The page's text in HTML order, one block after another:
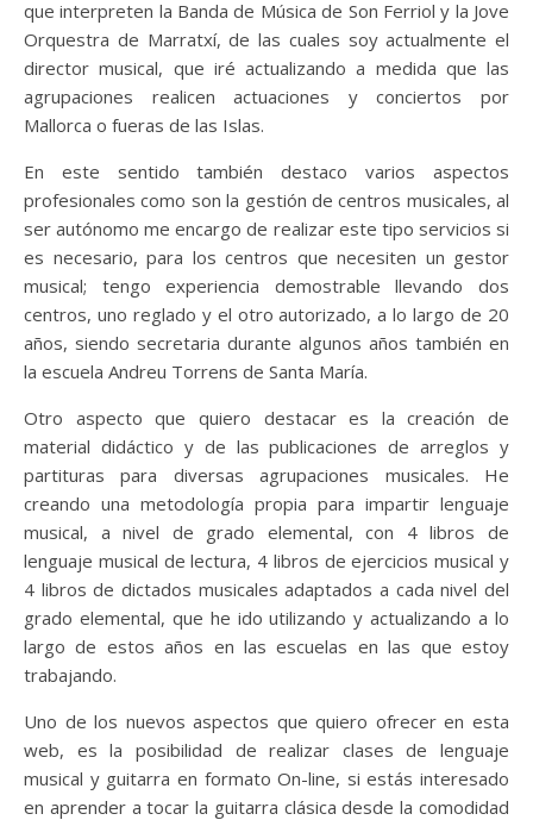
que interpreten la Banda de Música de Son Ferriol y la Jove
Orquestra de Marratxí, de las cuales soy actualmente el
director musical, que iré actualizando a medida que las
agrupaciones realicen actuaciones y conciertos por
Mallorca o fueras de las Islas.
En este sentido también destaco varios aspectos
profesionales como son la gestión de centros musicales, al
ser autónomo me encargo de realizar este tipo servicios si
es necesario, para los centros que necesiten un gestor
musical; tengo experiencia demostrable llevando dos
centros, uno reglado y el otro autorizado, a lo largo de 20
años, siendo secretaria durante algunos años también en
la escuela Andreu Torrens de Santa María.
Otro aspecto que quiero destacar es la creación de
material didáctico y de las publicaciones de arreglos y
partituras para diversas agrupaciones musicales. He
creando una metodología propia para impartir lenguaje
musical, a nivel de grado elemental, con 4 libros de
lenguaje musical de lectura, 4 libros de ejercicios musical y
4 libros de dictados musicales adaptados a cada nivel del
grado elemental, que he ido utilizando y actualizando a lo
largo de estos años en las escuelas en las que estoy
trabajando.
Uno de los nuevos aspectos que quiero ofrecer en esta
web, es la posibilidad de realizar clases de lenguaje
musical y guitarra en formato On-line, si estás interesado
en aprender a tocar la guitarra clásica desde la comodidad